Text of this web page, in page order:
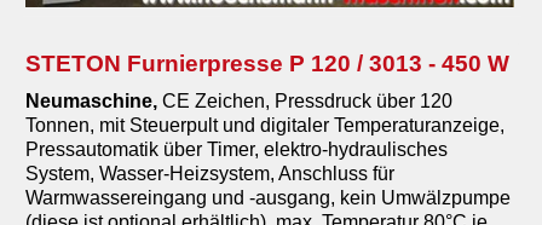
STETON Furnierpresse P 120 / 3013 - 450 W
Neumaschine, CE Zeichen, Pressdruck über 120
Tonnen, mit Steuerpult und digitaler Temperaturanzeige,
Pressautomatik über Timer, elektro-hydraulisches
System, Wasser-Heizsystem, Anschluss für
Warmwassereingang und -ausgang, kein Umwälzpumpe